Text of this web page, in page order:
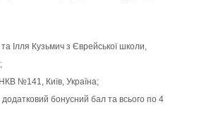
Ілля Кузьмич з Єврейської школи,
№141, Київ, Україна;
бонусний бал та всього по 4